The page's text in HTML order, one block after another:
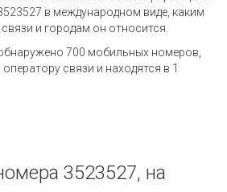
в международном виде, каким
и городам он относится.
700 мобильных номеров,
связи и находятся в 1
3523527, на